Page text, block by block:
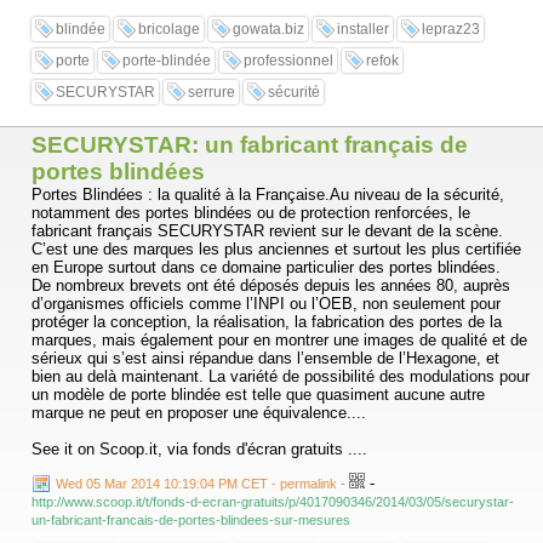
blindée bricolage gowata.biz installer
lepraz23
porte
porte-blindée professionnel
refok
SECURYSTAR
serrure sécurité
SECURYSTAR: un fabricant français de
portes blindées
Portes Blindées : la qualité à la Française.Au niveau de la sécurité,
notamment des portes blindées ou de protection renforcées, le
fabricant français SECURYSTAR revient sur le devant de la scène.
C’est une des marques les plus anciennes et surtout les plus certifiée
en Europe surtout dans ce domaine particulier des portes blindées.
De nombreux brevets ont été déposés depuis les années 80, auprès
d’organismes officiels comme l’INPI ou l’OEB, non seulement pour
protéger la conception, la réalisation, la fabrication des portes de la
marques, mais également pour en montrer une images de qualité et de
sérieux qui s’est ainsi répandue dans l’ensemble de l’Hexagone, et
bien au delà maintenant. La variété de possibilité des modulations pour
un modèle de porte blindée est telle que quasiment aucune autre
marque ne peut en proposer une équivalence....
See it on Scoop.it, via fonds d'écran gratuits ....
Wed 05 Mar 2014 10:19:04 PM CET - permalink - -
http://www.scoop.it/t/fonds-d-ecran-gratuits/p/4017090346/2014/03/05/securystar-
un-fabricant-francais-de-portes-blindees-sur-mesures